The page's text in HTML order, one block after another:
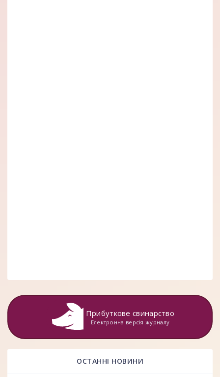
Прибуткове свинарство
Електронна версія журналу
ОСТАННІ НОВИНИ